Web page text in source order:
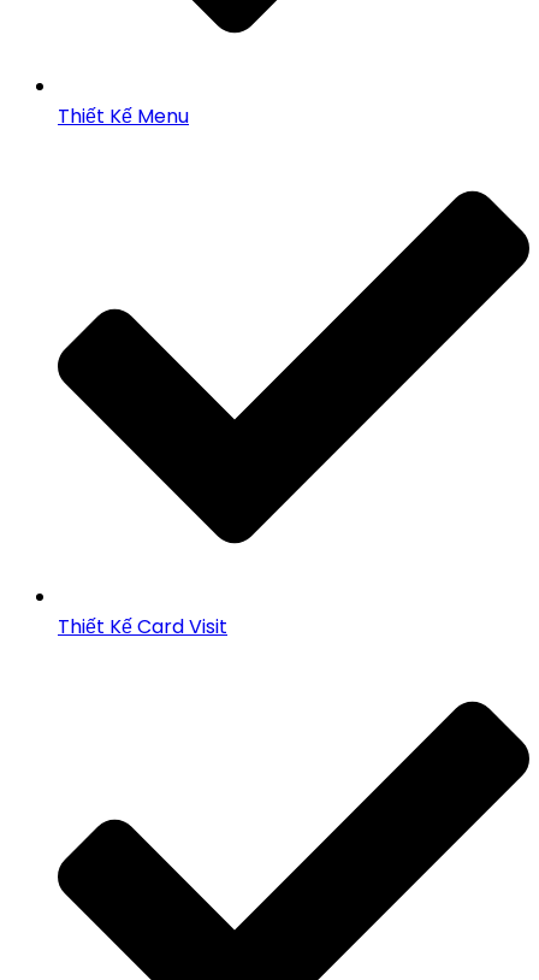
Thiết Kế Menu
Thiết Kế Card Visit